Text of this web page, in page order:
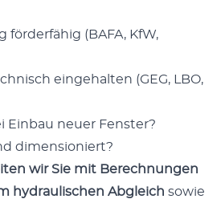
(BAFA, KfW,
ein­ge­hal­ten (GEG, LBO,
Ein­bau neu­er Fenster?
dimensioniert?
wir Sie mit Berech­nun­gen
hydrau­li­schen Abgleich sowie